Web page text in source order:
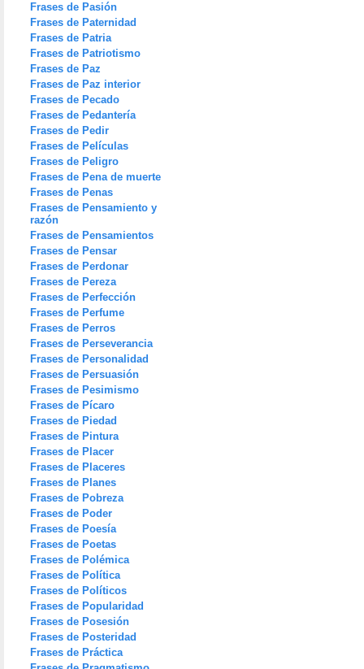
Frases de Pasión
Frases de Paternidad
Frases de Patria
Frases de Patriotismo
Frases de Paz
Frases de Paz interior
Frases de Pecado
Frases de Pedantería
Frases de Pedir
Frases de Películas
Frases de Peligro
Frases de Pena de muerte
Frases de Penas
Frases de Pensamiento y
razón
Frases de Pensamientos
Frases de Pensar
Frases de Perdonar
Frases de Pereza
Frases de Perfección
Frases de Perfume
Frases de Perros
Frases de Perseverancia
Frases de Personalidad
Frases de Persuasión
Frases de Pesimismo
Frases de Pícaro
Frases de Piedad
Frases de Pintura
Frases de Placer
Frases de Placeres
Frases de Planes
Frases de Pobreza
Frases de Poder
Frases de Poesía
Frases de Poetas
Frases de Polémica
Frases de Política
Frases de Políticos
Frases de Popularidad
Frases de Posesión
Frases de Posteridad
Frases de Práctica